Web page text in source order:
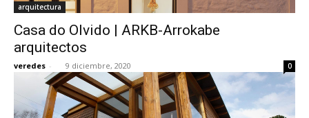
arquitectura
Casa do Olvido | ARKB-Arrokabe
arquitectos
veredes - 9 diciembre, 2020 0